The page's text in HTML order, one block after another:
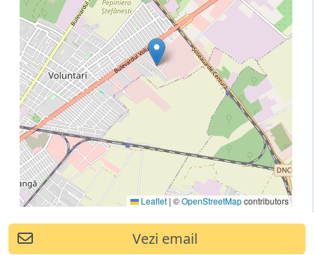
Leaflet | ©OpenStreetMapcontributors
Vezi email